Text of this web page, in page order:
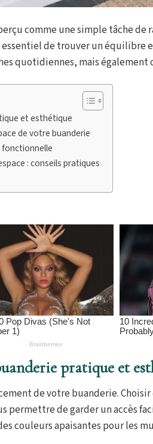
comme une simple tâche de
de trouver un
quotidiennes, mais également
et esthétique
de votre buanderie
fonctionnelle
: conseils pratiques
pratique et
de votre buanderie.
permettre de garder un accès
couleurs apaisantes pour les